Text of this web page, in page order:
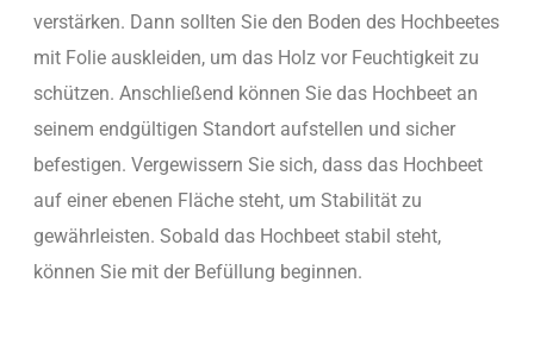
verstärken. Dann sollten Sie den Boden des Hochbeetes
mit Folie auskleiden, um das Holz vor Feuchtigkeit zu
schützen. Anschließend können Sie das Hochbeet an
seinem endgültigen Standort aufstellen und sicher
befestigen. Vergewissern Sie sich, dass das Hochbeet
auf einer ebenen Fläche steht, um Stabilität zu
gewährleisten. Sobald das Hochbeet stabil steht,
können Sie mit der Befüllung beginnen.